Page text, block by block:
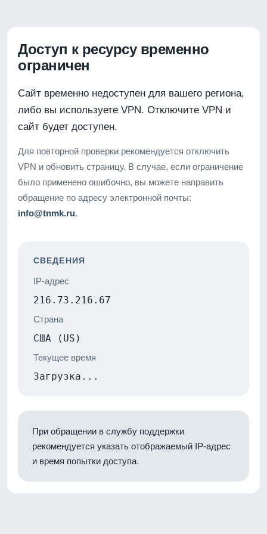
Доступ к ресурсу временно
ограничен
Сайт временно недоступен для вашего региона,
либо вы используете VPN. Отключите VPN и
сайт будет доступен.
Для повторной проверки рекомендуется отключить
VPN и обновить страницу. В случае, если ограничение
было применено ошибочно, вы можете направить
обращение по адресу электронной почты:
info@tnmk.ru.
СВЕДЕНИЯ
IP-адрес
216.73.216.67
Страна
США (US)
Текущее время
Загрузка...
При обращении в службу поддержки
рекомендуется указать отображаемый IP-адрес
и время попытки доступа.